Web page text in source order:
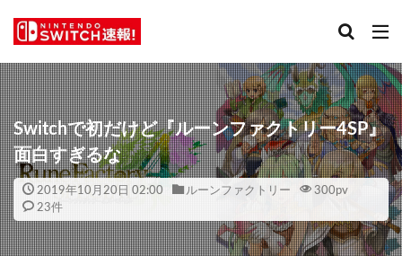
Switchで初だけど『ルーンファクトリー4SP』
面白すぎるな
2019年10月20日 02:00 ルーンファクトリー 300pv
23件